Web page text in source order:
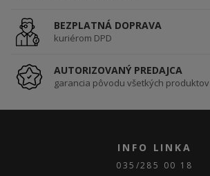
BEZPLATNÁ DOPRAVA
kuriérom DPD
AUTORIZOVANÝ PREDAJCA
garancia pôvodu všetkých produktov
INFO LINKA
035/285 00 18